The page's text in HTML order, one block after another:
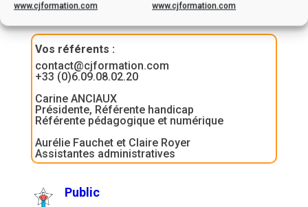
www.cjformation.com www.cjformation.com
Vos référents :
contact@cjformation.com
+33 (0)6.09.08.02.20
Carine ANCIAUX
Présidente, Référente handicap
Référente pédagogique et numérique
Aurélie Fauchet et Claire Royer
Assistantes administratives
Public